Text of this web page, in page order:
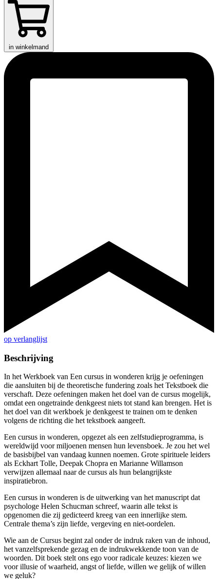
in winkelmand
op verlanglijst
Beschrijving
In het Werkboek van Een cursus in wonderen krijg je oefeningen
die aansluiten bij de theoretische fundering zoals het Tekstboek die
verschaft. Deze oefeningen maken het doel van de cursus mogelijk,
omdat een ongetrainde denkgeest niets tot stand kan brengen. Het is
het doel van dit werkboek je denkgeest te trainen om te denken
volgens de richting die het tekstboek aangeeft.
Een cursus in wonderen, opgezet als een zelfstudieprogramma, is
wereldwijd voor miljoenen mensen hun levensboek. Je zou het wel
de basisbijbel van vandaag kunnen noemen. Grote spirituele leiders
als Eckhart Tolle, Deepak Chopra en Marianne Willamson
verwijzen allemaal naar de cursus als hun belangrijkste
inspiratiebron.
Een cursus in wonderen is de uitwerking van het manuscript dat
psychologe Helen Schucman schreef, waarin alle tekst is
opgenomen die zij gedicteerd kreeg van een innerlijke stem.
Centrale thema’s zijn liefde, vergeving en niet-oordelen.
Wie aan de Cursus begint zal onder de indruk raken van de inhoud,
het vanzelfsprekende gezag en de indrukwekkende toon van de
woorden. Dit boek stelt ons ego voor radicale keuzes: kiezen we
voor illusie of waarheid, angst of liefde, willen we gelijk of willen
we geluk?